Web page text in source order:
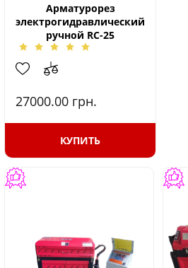
Арматурорез
электрогидравлический
ручной RC-25
27000.00 грн.
КУПИТЬ